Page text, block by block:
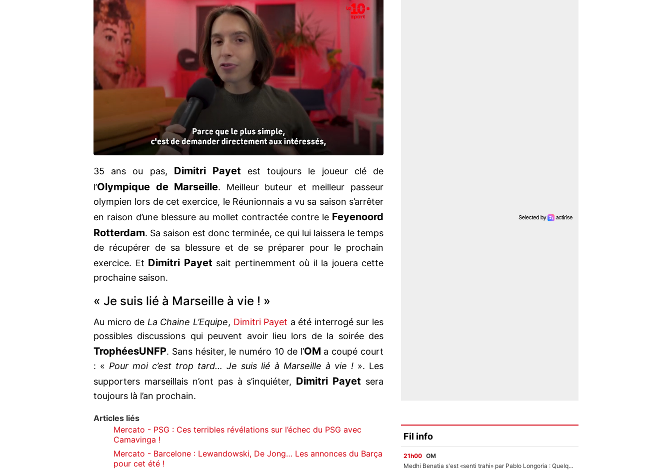
35 ans ou pas, Dimitri Payet est toujours le joueur clé de
l’Olympique de Marseille. Meilleur buteur et meilleur passeur
olympien lors de cet exercice, le Réunionnais a vu sa saison s’arrêter
en raison d’une blessure au mollet contractée contre le Feyenoord
Rotterdam. Sa saison est donc terminée, ce qui lui laissera le temps
de récupérer de sa blessure et de se préparer pour le prochain
exercice. Et Dimitri Payet sait pertinemment où il la jouera cette
prochaine saison.
« Je suis lié à Marseille à vie ! »
Au micro de La Chaine L’Equipe, Dimitri Payet a été interrogé sur les
possibles discussions qui peuvent avoir lieu lors de la soirée des
TrophéesUNFP. Sans hésiter, le numéro 10 de l’OM a coupé court
: « Pour moi c’est trop tard… Je suis lié à Marseille à vie ! ». Les
supporters marseillais n’ont pas à s’inquiéter, Dimitri Payet sera
toujours là l’an prochain.
Articles liés
Mercato - PSG : Ces terribles révélations sur l’échec du PSG avec
Camavinga !
Mercato - Barcelone : Lewandowski, De Jong… Les annonces du Barça
pour cet été !
Fil info
21h00 OM
Medhi Benatia s'est «senti trahi» par Pablo Longoria : Quelques semaines après son départ, l'ancien directeur de football de l'OM règle ses comptes